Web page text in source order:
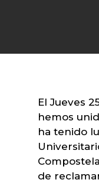
El Jueves
hemos
ha tenido
de